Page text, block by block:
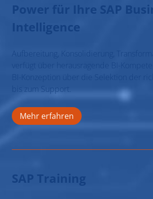
Power für Ihre SAP
Intelligence
Aufbereitung, Konsolidierung,
verfügt über herausragende BI-
BI-Konzeption über die Selektion der
bis zum Support.
Mehr erfahren
SAP Training